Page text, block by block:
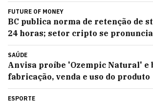
FUTURE OF MONEY
BC publica norma de retenção de
24 horas; setor cripto se pronuncia
SAÚDE
Anvisa proíbe 'Ozempic Natural' e
fabricação, venda e uso do produto
ESPORTE